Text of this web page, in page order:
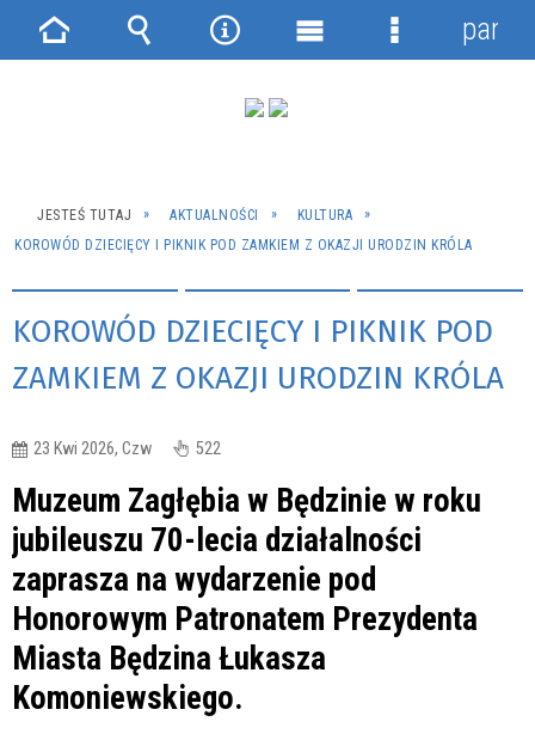
JESTEŚ TUTAJ AKTUALNOŚCI
KULTURA
KOROWÓD DZIECIĘCY I PIKNIK POD ZAMKIEM Z OKAZJI URODZIN KRÓLA
KOROWÓD DZIECIĘCY I PIKNIK POD
ZAMKIEM Z OKAZJI URODZIN KRÓLA
23 Kwi 2026, Czw 522
Muzeum Zagłębia w Będzinie w roku
jubileuszu 70-lecia działalności
zaprasza na wydarzenie pod
Honorowym Patronatem Prezydenta
Miasta Będzina Łukasza
Komoniewskiego.
Strona Wyszukiwarka
NarzędziaMenu
Menu
panel